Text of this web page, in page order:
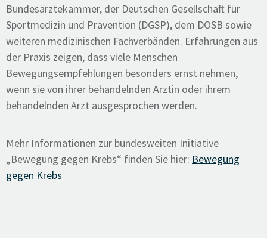
Bundesärztekammer, der Deutschen Gesellschaft für
Sportmedizin und Prävention (DGSP), dem DOSB sowie
weiteren medizinischen Fachverbänden. Erfahrungen aus
der Praxis zeigen, dass viele Menschen
Bewegungsempfehlungen besonders ernst nehmen,
wenn sie von ihrer behandelnden Ärztin oder ihrem
behandelnden Arzt ausgesprochen werden.
Mehr Informationen zur bundesweiten Initiative
„Bewegung gegen Krebs“ finden Sie hier: Bewegung
gegen Krebs